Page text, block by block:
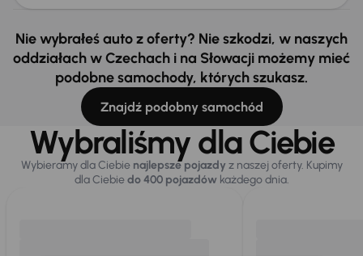
Nie wybrałeś auto z oferty? Nie szkodzi, w naszych
oddziałach w Czechach i na Słowacji możemy mieć
podobne samochody, których szukasz.
Znajdź podobny samochód
Wybraliśmy dla Ciebie
Wybieramy dla Ciebie najlepsze pojazdy z naszej oferty. Kupimy
dla Ciebiedo 400 pojazdówkażdego dnia.